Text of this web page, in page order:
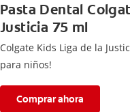
Pasta Dental
Justicia 75 ml
Colgate Kids Liga de la
para niños!
Comprar ahora